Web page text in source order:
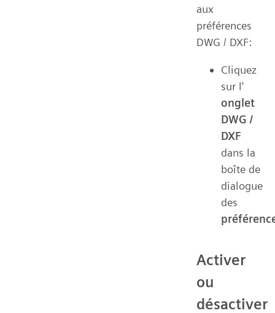
aux
préférences
DWG / DXF:
Cliquez
sur l'
onglet
DWG /
DXF
dans la
boîte de
dialogue
des
Activer
ou
désactiver